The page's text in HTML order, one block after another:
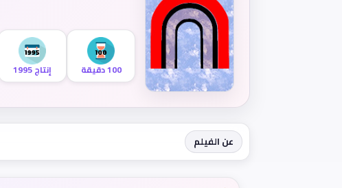
100 دقيقة إنتاج 1995
عن الفيلم